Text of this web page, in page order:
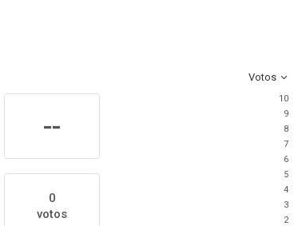
Votos
--
0
votos
10
9
8
7
6
5
4
3
2